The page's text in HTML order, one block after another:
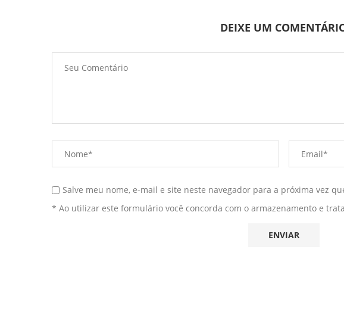
DEIXE UM
Salve meu nome, e-mail e site neste navegador para a próxima vez
* Ao utilizar este formulário você concorda com o armazenamento e